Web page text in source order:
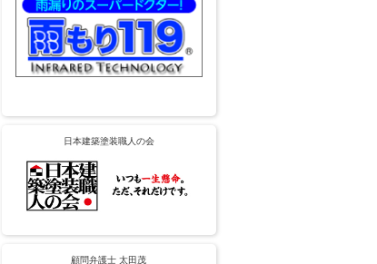
日本建築塗装職人の会
顧問弁護士 太田茂